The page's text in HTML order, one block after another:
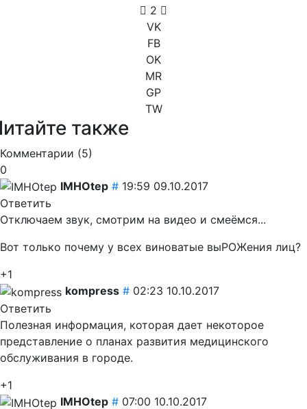
2
VK
FB
OK
MR
GP
TW
также
Комментарии (5)
0
IMHOtep # 19:59 09.10.2017
Ответить
Отключаем звук, смотрим на видео и смеёмся...
Вот только почему у всех виноватые выРОЖения лиц?
+1
kompress # 02:23 10.10.2017
Ответить
Полезная информация, которая дает некоторое
представление о планах развития медицинского
обслуживания в городе.
+1
IMHOtep # 07:00 10.10.2017